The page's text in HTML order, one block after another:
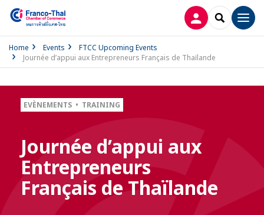
LOG INSEARCH
Home Events
FTCC Upcoming Events
Journée d’appui aux Entrepreneurs Français de Thaïlande
EVÈNEMENTS • TRAINING
Journée d’appui aux
Entrepreneurs
Français de Thaïlande